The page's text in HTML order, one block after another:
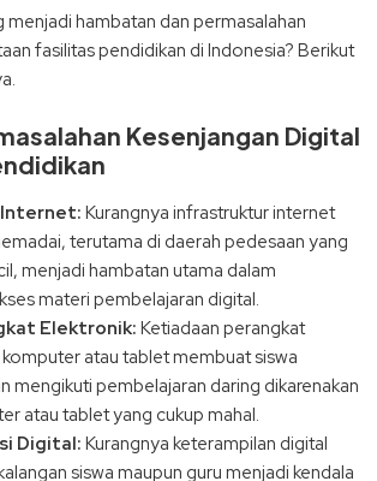
menjadi hambatan dan permasalahan
fasilitas pendidikan di Indonesia? Berikut
Kesenjangan Digital
Kurangnya infrastruktur internet
terutama di daerah pedesaan yang
menjadi hambatan utama dalam
materi pembelajaran digital.
Elektronik: Ketiadaan perangkat
atau tablet membuat siswa
mengikuti pembelajaran daring dikarenakan
atau tablet yang cukup mahal.
Digital:Kurangnya keterampilan digital
siswa maupun guru menjadi kendala